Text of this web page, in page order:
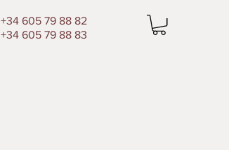
+34 605 79 88 82
+34 605 79 88 83